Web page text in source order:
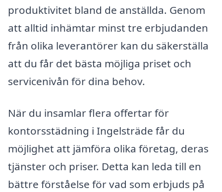
produktivitet bland de anställda. Genom
att alltid inhämtar minst tre erbjudanden
från olika leverantörer kan du säkerställa
att du får det bästa möjliga priset och
servicenivån för dina behov.
När du insamlar flera offertar för
kontorsstädning i Ingelsträde får du
möjlighet att jämföra olika företag, deras
tjänster och priser. Detta kan leda till en
bättre förståelse för vad som erbjuds på